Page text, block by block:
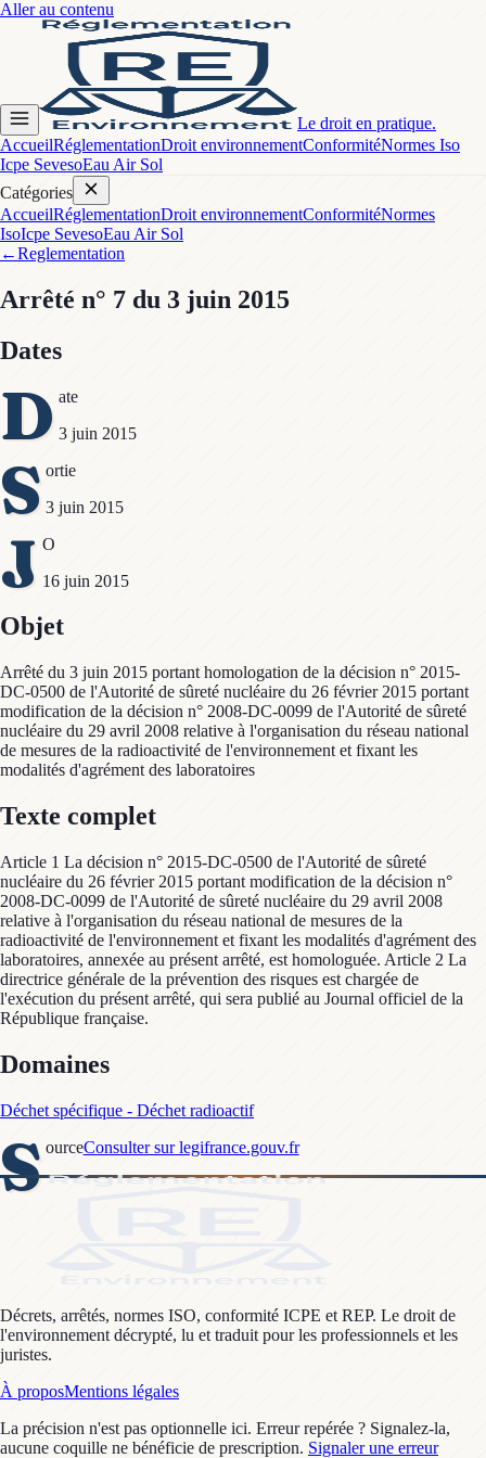
Aller au contenu
Le droit en pratique.
AccueilRéglementationDroit environnementConformitéNormes Iso
Icpe SevesoEau Air Sol
Catégories
AccueilRéglementationDroit environnementConformitéNormes
IsoIcpe SevesoEau Air Sol
←Reglementation
Arrêté n° 7 du 3 juin 2015
Dates
D ate
3 juin 2015
S ortie
3 juin 2015
J O
16 juin 2015
Objet
Arrêté du 3 juin 2015 portant homologation de la décision n° 2015-
DC-0500 de l'Autorité de sûreté nucléaire du 26 février 2015 portant
modification de la décision n° 2008-DC-0099 de l'Autorité de sûreté
nucléaire du 29 avril 2008 relative à l'organisation du réseau national
de mesures de la radioactivité de l'environnement et fixant les
modalités d'agrément des laboratoires
Texte complet
Article 1 La décision n° 2015-DC-0500 de l'Autorité de sûreté
nucléaire du 26 février 2015 portant modification de la décision n°
2008-DC-0099 de l'Autorité de sûreté nucléaire du 29 avril 2008
relative à l'organisation du réseau national de mesures de la
radioactivité de l'environnement et fixant les modalités d'agrément des
laboratoires, annexée au présent arrêté, est homologuée. Article 2 La
directrice générale de la prévention des risques est chargée de
l'exécution du présent arrêté, qui sera publié au Journal officiel de la
République française.
Domaines
Déchet spécifique - Déchet radioactif
S ourceConsulter sur legifrance.gouv.fr
Décrets, arrêtés, normes ISO, conformité ICPE et REP. Le droit de
l'environnement décrypté, lu et traduit pour les professionnels et les
juristes.
À proposMentions légales
La précision n'est pas optionnelle ici. Erreur repérée ? Signalez-la,
aucune coquille ne bénéficie de prescription. Signaler une erreur